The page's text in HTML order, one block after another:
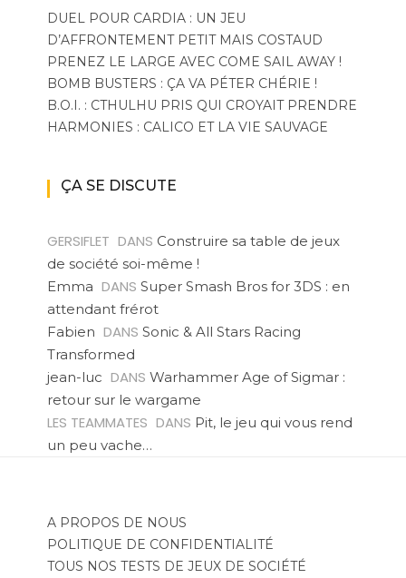
DUEL POUR CARDIA : UN JEU
D’AFFRONTEMENT PETIT MAIS COSTAUD
PRENEZ LE LARGE AVEC COME SAIL AWAY !
BOMB BUSTERS : ÇA VA PÉTER CHÉRIE !
B.O.I. : CTHULHU PRIS QUI CROYAIT PRENDRE
HARMONIES : CALICO ET LA VIE SAUVAGE
ÇA SE DISCUTE
GERSIFLET DANS Construire sa table de jeux
de société soi-même !
Emma DANS Super Smash Bros for 3DS : en
attendant frérot
Fabien DANS Sonic & All Stars Racing
Transformed
jean-luc DANS Warhammer Age of Sigmar :
retour sur le wargame
LES TEAMMATES DANS Pit, le jeu qui vous rend
un peu vache…
A PROPOS DE NOUS
POLITIQUE DE CONFIDENTIALITÉ
TOUS NOS TESTS DE JEUX DE SOCIÉTÉ